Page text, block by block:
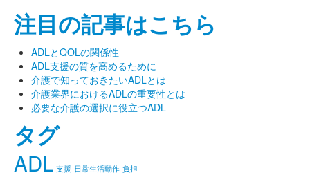
注目の記事はこちら
ADLとQOLの関係性
ADL支援の質を高めるために
介護で知っておきたいADLとは
介護業界におけるADLの重要性とは
必要な介護の選択に役立つADL
タグ
ADL 支援 日常生活動作 負担